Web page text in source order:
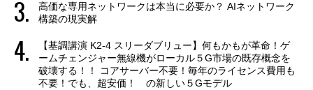
高価な専用ネットワークは本当に必要か？ AIネットワーク
構築の現実解
【基調講演 K2-4 スリーダブリュー】何もかもが革命！ゲ
ームチェンジャー無線機がローカル５G市場の既存概念を
破壊する！！ コアサーバー不要！毎年のライセンス費用も
不要！でも、超安価！ の新しい５Gモデル